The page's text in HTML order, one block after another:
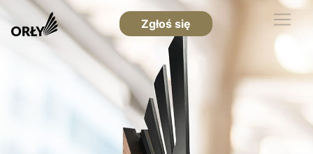
Zgłoś się